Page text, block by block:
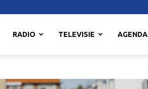
RADIO TELEVISIE AGENDA